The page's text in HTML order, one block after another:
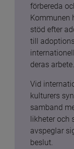
förbereda
Kommunen
stöd efter
till
deras arbete.
Vid
kulturers
samband
likheter och
avspeglar
beslut.